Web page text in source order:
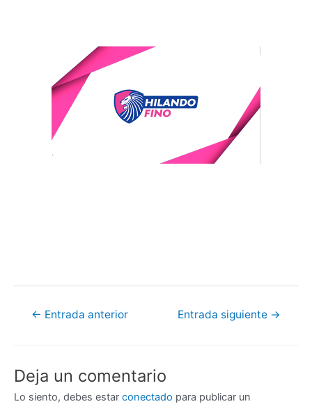
← Entrada anterior Entrada siguiente →
Deja un comentario
Lo siento, debes estar conectado para publicar un